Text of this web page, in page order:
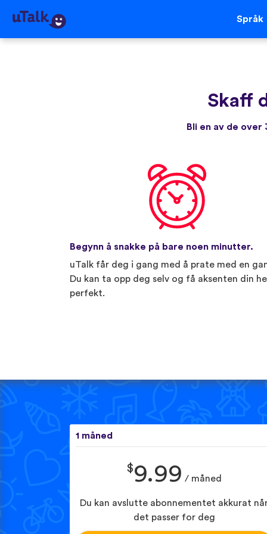
Språk
Skaff
Bli en av de
Begynn å snakke på bare noen minutter.
uTalk får deg i gang med å prate med en
Du kan ta opp deg selv og få aksenten din
perfekt.
1 måned
$9.99 / måned
Du kan avslutte abonnementet akkurat
det passer for deg